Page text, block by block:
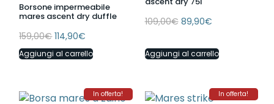
Borsone impermeabile
mares ascent dry duffle
159,00€ 114,90€
Aggiungi al carrello
109,00€ 89,90€
Aggiungi al carrello
In offerta! In offerta!